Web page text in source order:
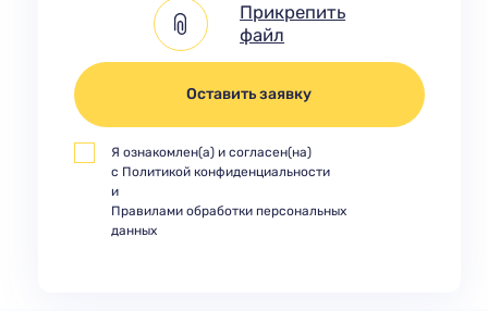
Прикрепить
файл
Оставить заявку
Я ознакомлен(а) и согласен(на)
с Политикой конфиденциальности
и
Правилами обработки персональных
данных